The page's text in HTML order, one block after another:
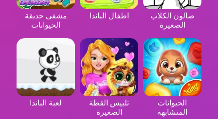
صالون الكلاب
الصغيرة
اطفال الباندا
مشفى حديقة
الحيوانات
الحيوانات
المتشابهة
تلبيس القطة
الصغيرة
لعبة الباندا